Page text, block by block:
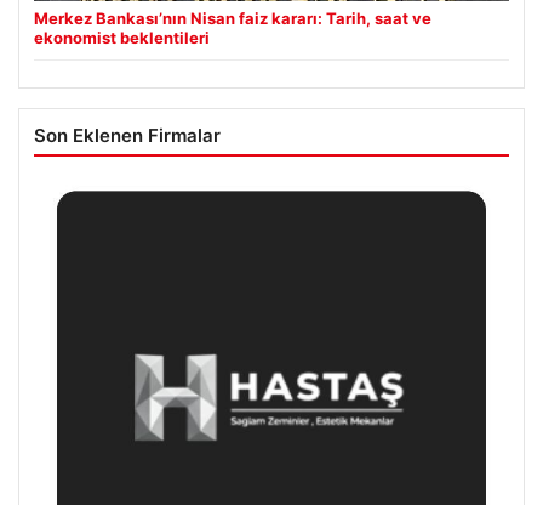
Merkez Bankası’nın Nisan faiz kararı: Tarih, saat ve
ekonomist beklentileri
Son Eklenen Firmalar